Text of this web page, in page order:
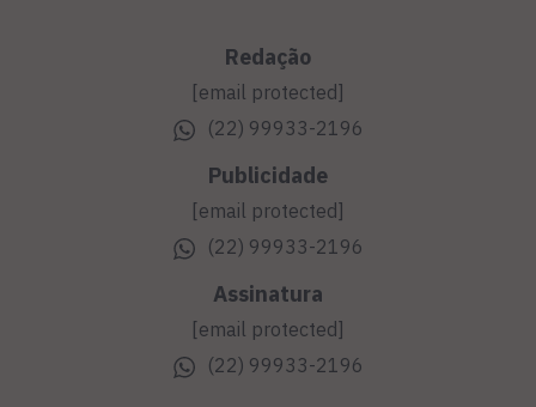
Redação
[email protected]
(22) 99933-2196
Publicidade
[email protected]
(22) 99933-2196
Assinatura
[email protected]
(22) 99933-2196